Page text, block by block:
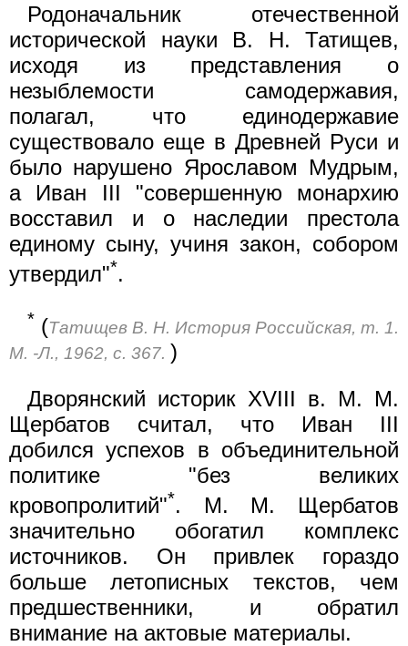
Родоначальник отечественной
исторической науки В. Н. Татищев,
исходя из представления о
незыблемости самодержавия,
полагал, что единодержавие
существовало еще в Древней Руси и
было нарушено Ярославом Мудрым,
а Иван III "совершенную монархию
восставил и о наследии престола
единому сыну, учиня закон, собором
утвердил"*.
* (Татищев В. Н. История Российская, т. 1.
М. -Л., 1962, с. 367. )
Дворянский историк XVIII в. М. М.
Щербатов считал, что Иван III
добился успехов в объединительной
политике "без великих
кровопролитий"*. М. М. Щербатов
значительно обогатил комплекс
источников. Он привлек гораздо
больше летописных текстов, чем
предшественники, и обратил
внимание на актовые материалы.